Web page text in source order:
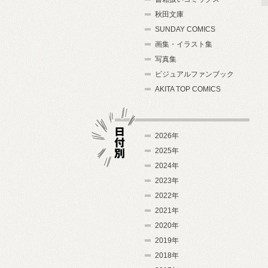
秋田文庫
SUNDAY COMICS
画集・イラスト集
写真集
ビジュアルファンブック
AKITA TOP COMICS
2026年
2025年
2024年
2023年
2022年
2021年
2020年
2019年
2018年